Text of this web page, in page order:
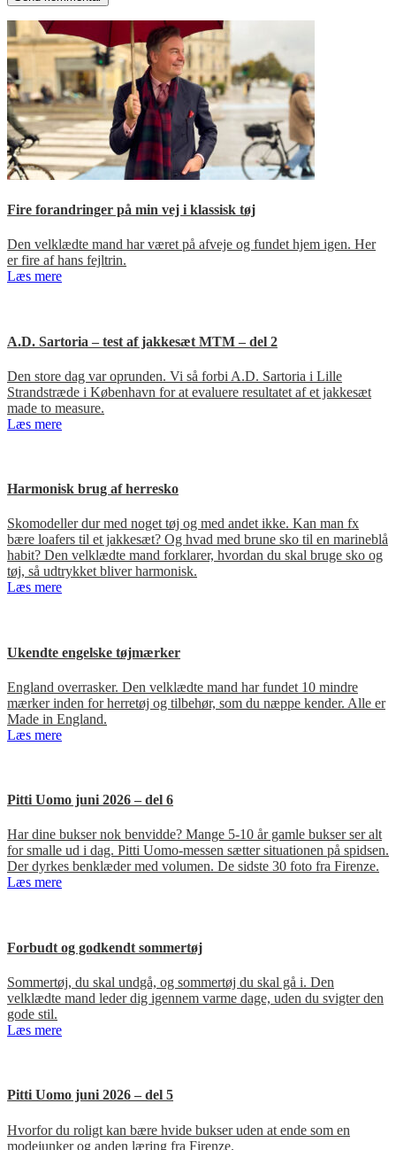
Fire forandringer på min vej i klassisk tøj
Den velklædte mand har været på afveje og fundet hjem igen. Her
er fire af hans fejltrin.
Læs mere
A.D. Sartoria – test af jakkesæt MTM – del 2
Den store dag var oprunden. Vi så forbi A.D. Sartoria i Lille
Strandstræde i København for at evaluere resultatet af et jakkesæt
made to measure.
Læs mere
Harmonisk brug af herresko
Skomodeller dur med noget tøj og med andet ikke. Kan man fx
bære loafers til et jakkesæt? Og hvad med brune sko til en marineblå
habit? Den velklædte mand forklarer, hvordan du skal bruge sko og
tøj, så udtrykket bliver harmonisk.
Læs mere
Ukendte engelske tøjmærker
England overrasker. Den velklædte mand har fundet 10 mindre
mærker inden for herretøj og tilbehør, som du næppe kender. Alle er
Made in England.
Læs mere
Pitti Uomo juni 2026 – del 6
Har dine bukser nok benvidde? Mange 5-10 år gamle bukser ser alt
for smalle ud i dag. Pitti Uomo-messen sætter situationen på spidsen.
Der dyrkes benklæder med volumen. De sidste 30 foto fra Firenze.
Læs mere
Forbudt og godkendt sommertøj
Sommertøj, du skal undgå, og sommertøj du skal gå i. Den
velklædte mand leder dig igennem varme dage, uden du svigter den
gode stil.
Læs mere
Pitti Uomo juni 2026 – del 5
Hvorfor du roligt kan bære hvide bukser uden at ende som en
modejunker og anden læring fra Firenze.